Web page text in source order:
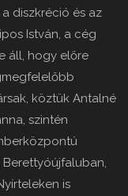
diszkréció és az
István, a cég
áll, hogy előre
köztük Antalné
szintén
is